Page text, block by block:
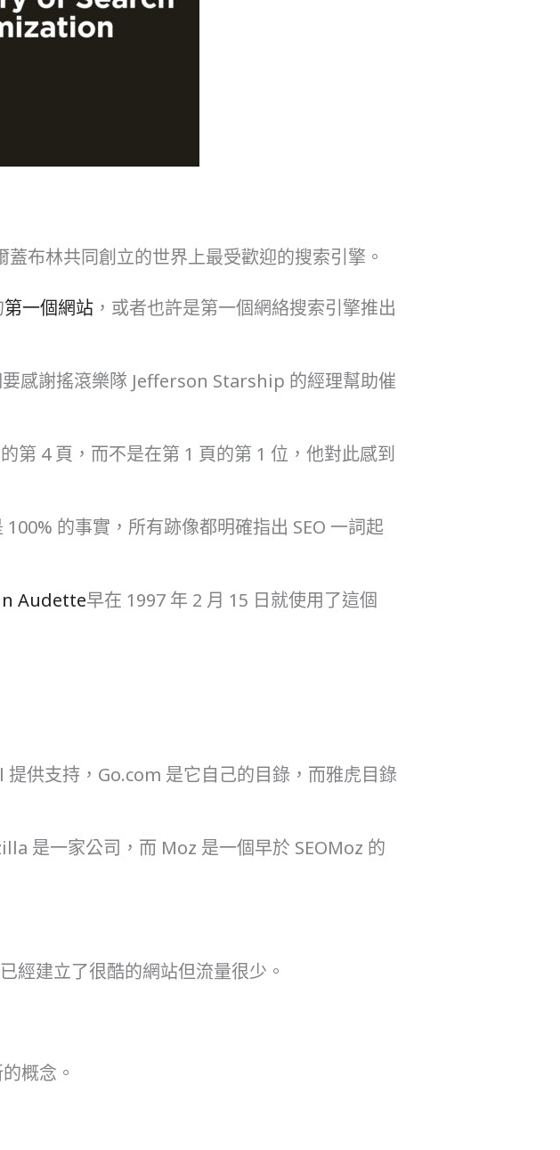
布林共同創立的世界上最受歡迎的搜索引擎。
第一個網站，或者也許是第一個網絡搜索引擎推出
感謝搖滾樂隊 Jefferson Starship 的經理幫助催
4 頁，而不是在第 1 頁的第 1 位，他對此感到
的事實，所有跡像都明確指出 SEO 一詞起
Audette早在 1997 年 2 月 15 日就使用了這個
供支持，Go.com 是它自己的目錄，而雅虎目錄
是一家公司，而 Moz 是一個早於 SEOMoz 的
經建立了很酷的網站但流量很少。
概念。